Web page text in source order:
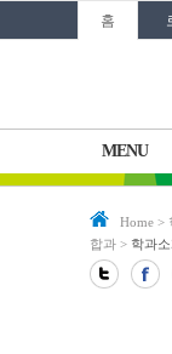
홈
MENU
Home >
합과 > 학과